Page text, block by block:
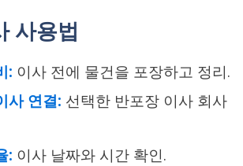
사용법
: 이사 전에 물건을 포장하고 정리.
사 연결: 선택한 반포장 이사 회사
: 이사 날짜와 시간 확인.